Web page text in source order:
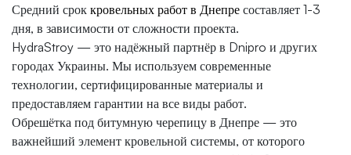
Средний срок кровельных работ в Днепре составляет 1-3
дня, в зависимости от сложности проекта.
HydraStroy — это надёжный партнёр в Dnipro и других
городах Украины. Мы используем современные
технологии, сертифицированные материалы и
предоставляем гарантии на все виды работ.
Обрешётка под битумную черепицу в Днепре — это
важнейший элемент кровельной системы, от которого